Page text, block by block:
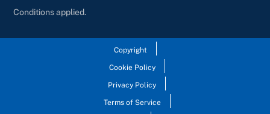
Conditions applied.
Copyright
Cookie Policy
Privacy Policy
Terms of Service